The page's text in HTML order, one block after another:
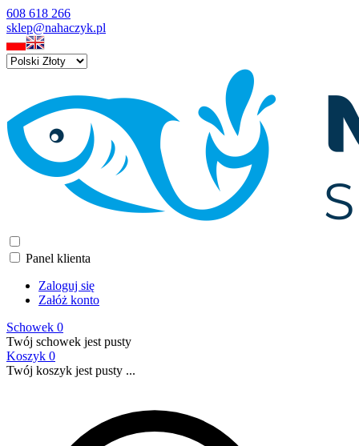
608 618 266
sklep@nahaczyk.pl
Panel klienta
Zaloguj się
Załóż konto
Schowek 0
Twój schowek jest pusty
Koszyk 0
Twój koszyk jest pusty ...